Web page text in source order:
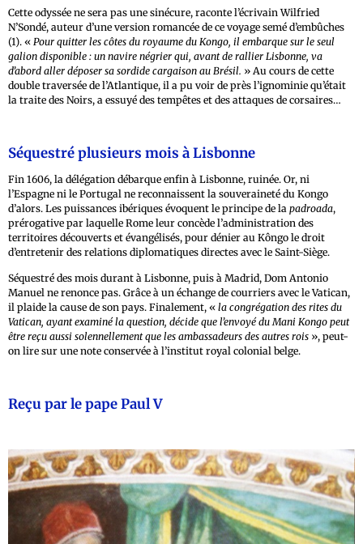
Cette odyssée ne sera pas une sinécure, raconte l’écrivain Wilfried
N’Sondé, auteur d’une version romancée de ce voyage semé d’embûches
(1). « Pour quitter les côtes du royaume du Kongo, il embarque sur le seul
galion disponible : un navire négrier qui, avant de rallier Lisbonne, va
d’abord aller déposer sa sordide cargaison au Brésil. » Au cours de cette
double traversée de l’Atlantique, il a pu voir de près l’ignominie qu’était
la traite des Noirs, a essuyé des tempêtes et des attaques de corsaires…
Séquestré plusieurs mois à Lisbonne
Fin 1606, la délégation débarque enfin à Lisbonne, ruinée. Or, ni
l’Espagne ni le Portugal ne reconnaissent la souveraineté du Kongo
d’alors. Les puissances ibériques évoquent le principe de la padroada,
prérogative par laquelle Rome leur concède l’administration des
territoires découverts et évangélisés, pour dénier au Kôngo le droit
d’entretenir des relations diplomatiques directes avec le Saint-Siège.
Séquestré des mois durant à Lisbonne, puis à Madrid, Dom Antonio
Manuel ne renonce pas. Grâce à un échange de courriers avec le Vatican,
il plaide la cause de son pays. Finalement, « la congrégation des rites du
Vatican, ayant examiné la question, décide que l’envoyé du Mani Kongo peut
être reçu aussi solennellement que les ambassadeurs des autres rois », peut-
on lire sur une note conservée à l’institut royal colonial belge.
Reçu par le pape Paul V